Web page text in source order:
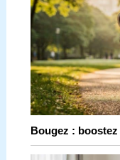
Bougez :